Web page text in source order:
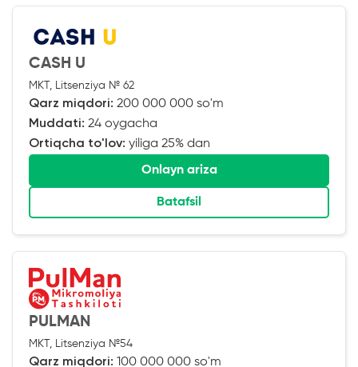
CASH U
MKT, Litsenziya № 62
Qarz miqdori: 200 000 000 so'm
Muddati: 24 oygacha
Ortiqcha to'lov: yiliga 25% dan
Onlayn ariza
Batafsil
PULMAN
MKT, Litsenziya №54
Qarz miqdori: 100 000 000 so'm